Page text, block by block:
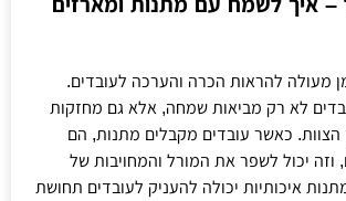
מעולה להראות הכרה והערכה לעובדים.
לא רק מביאות שמחה, אלא גם מחזקות
כאשר עובדים מקבלים מתנות, הם
וזה יכול לשפר את המורל והמחויבות של
איכותיות יכולה להעניק לעובדים תחושת